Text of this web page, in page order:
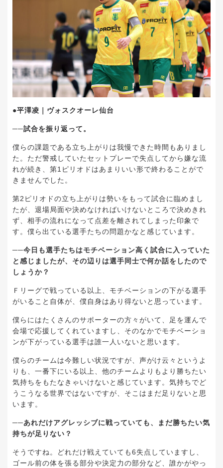
●平澤凌｜ヴォスクオーレ仙台
──試合を振り返って。
僕らの課題である立ち上がりは我慢できた時間もありまし
た。ただ警戒していたセットプレーで失点してから嫌な流
れが続き、第1ピリオドはあまりいい形で終わることがで
きませんでした。
第2ピリオドの立ち上がりは勢いをもって試合に臨めまし
たが、退場局面や決めなければいけないところで決めきれ
ず、相手の流れになって点差を離されてしまった印象で
す。僕ら出ている選手たちの問題かなと感じています。
──今日も選手たちはモチベーション高く試合に入っていた
と感じましたが、その辺りは選手同士で何か話をしたので
しょうか？
Ｆ リーグで戦っている以上、モチベーションの下がる選手
がいること自体が、僕自身はあり得ないと思っています。
僕らにはたくさんのサポーターの方々がいて、足を運んで
会場で応援してくれていますし、そのなかでモチベーショ
ンが下がっている選手は誰一人いないと思います。
僕らのチームは今難しい状況ですが、声がけ云々というよ
りも、 一番下にいる以上、他のチームよりもより勝ちたい
気持ちをもたなきゃいけないと感じています。気持ちでど
うこうなる世界ではないですが、そこはまだ足りないと思
います。
──あれだけアグレッシブに戦っていても、まだ勝ちたい気
持ちが足りない？
そうですね。どれだけ戦えていても6失点していますし、
ゴール前の体を張る部分や決定力の部分など、誰かがやっ